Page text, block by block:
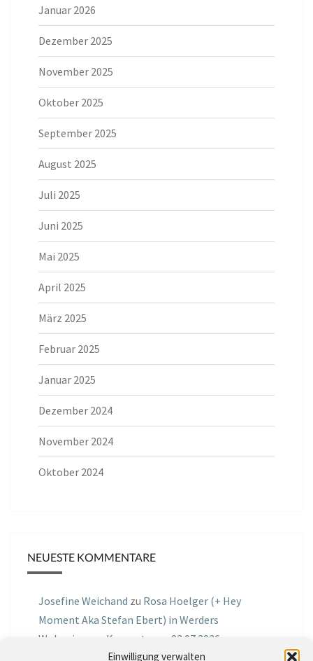
Einwilligung verwalten
Januar 2026
Dezember 2025
November 2025
Oktober 2025
September 2025
August 2025
Juli 2025
Juni 2025
Mai 2025
April 2025
März 2025
Februar 2025
Januar 2025
Dezember 2024
November 2024
Oktober 2024
NEUESTE KOMMENTARE
Josefine Weichand zu Rosa Hoelger (+ Hey
Moment Aka Stefan Ebert) in Werders
Wohnzimmer Konzerte am 03.07.2026